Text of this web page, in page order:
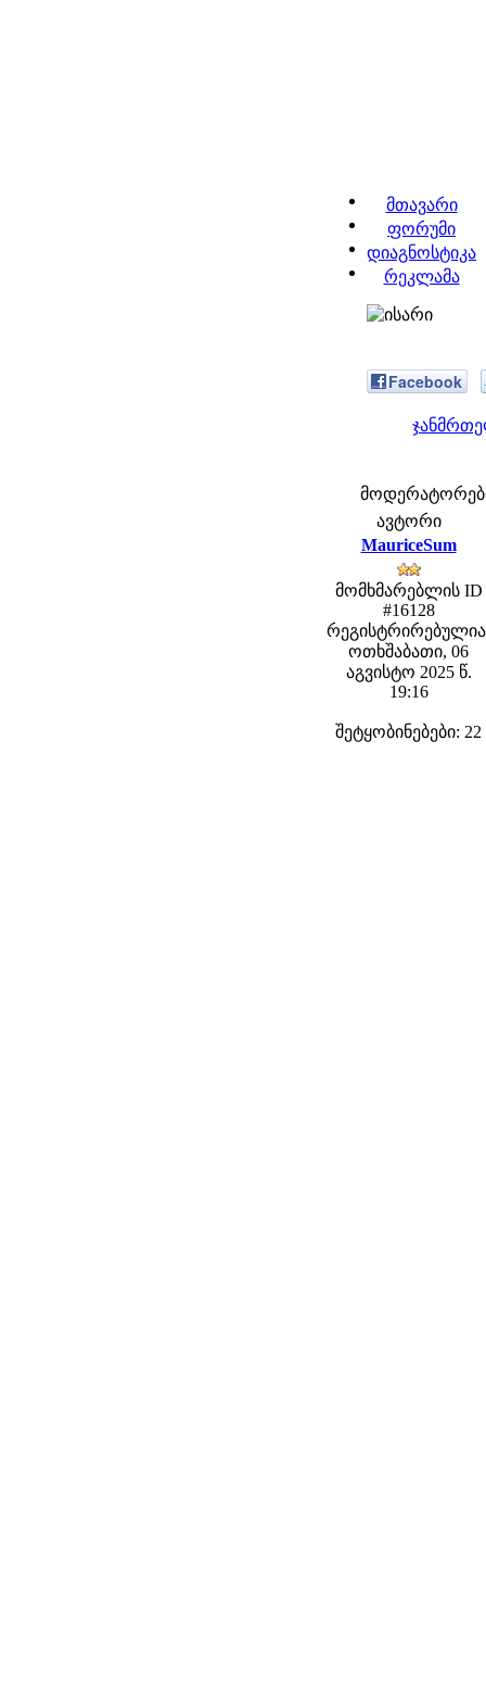
მთავარი
ფორუმი
დიაგნოსტიკა
რეკლამა
Facebook
ავტორი
MauriceSum
მომხმარებლის ID
#16128
ოთხშაბათი, 06
აგვისტო 2025 წ.
19:16
შეტყობინებები: 22